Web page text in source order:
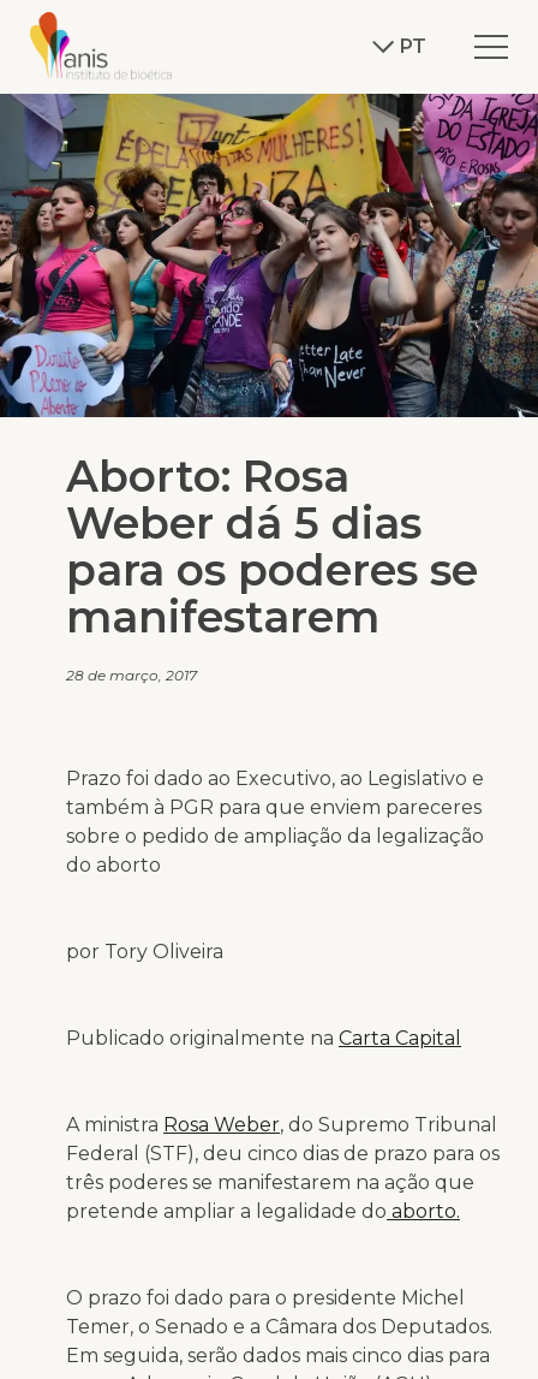
PT
Aborto: Rosa
Weber dá 5 dias
para os poderes se
manifestarem
28 de março, 2017
Prazo foi dado ao Executivo, ao Legislativo e
também à PGR para que enviem pareceres
sobre o pedido de ampliação da legalização
do aborto
por Tory Oliveira
Publicado originalmente na Carta Capital
A ministra Rosa Weber, do Supremo Tribunal
Federal (STF), deu cinco dias de prazo para os
três poderes se manifestarem na ação que
pretende ampliar a legalidade do aborto.
O prazo foi dado para o presidente Michel
Temer, o Senado e a Câmara dos Deputados.
Em seguida, serão dados mais cinco dias para